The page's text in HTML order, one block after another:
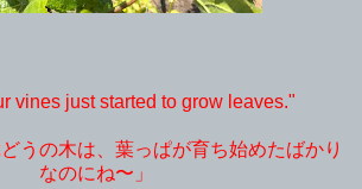
vines just started to grow leaves."
うの木は、葉っぱが育ち始めたばかり
なのにね〜」